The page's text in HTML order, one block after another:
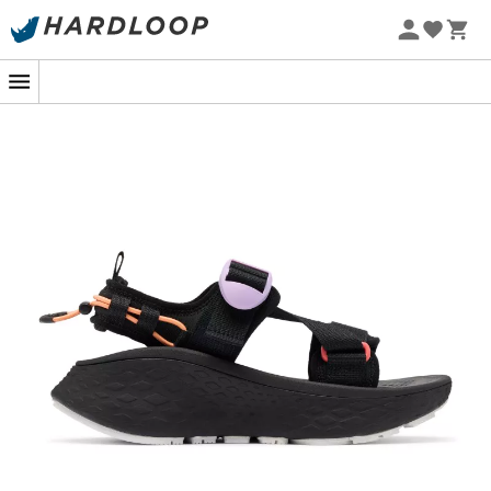
Promos d'été 🔥 -5 % EXTRA dès 2 produits* code Summer5
-5% Extra - Code Summer5
Optez pour une semelle sensationnelle
avec Columbia !
Sous le ciel ensoleillé, arpentez les sentiers battus ou les
plages dorées avec assurance grâce auxsandales
Konos Elevate Strap
. Ces sandalesne se
contentent pas de suivre vos pas, elles les subliment !